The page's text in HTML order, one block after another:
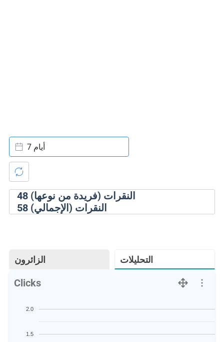
48 النقرات (فريدة من نوعها)
58 النقرات (الإجمالي)
7 أيام
الزائرون التحليلات
Clicks
1.5
2.0